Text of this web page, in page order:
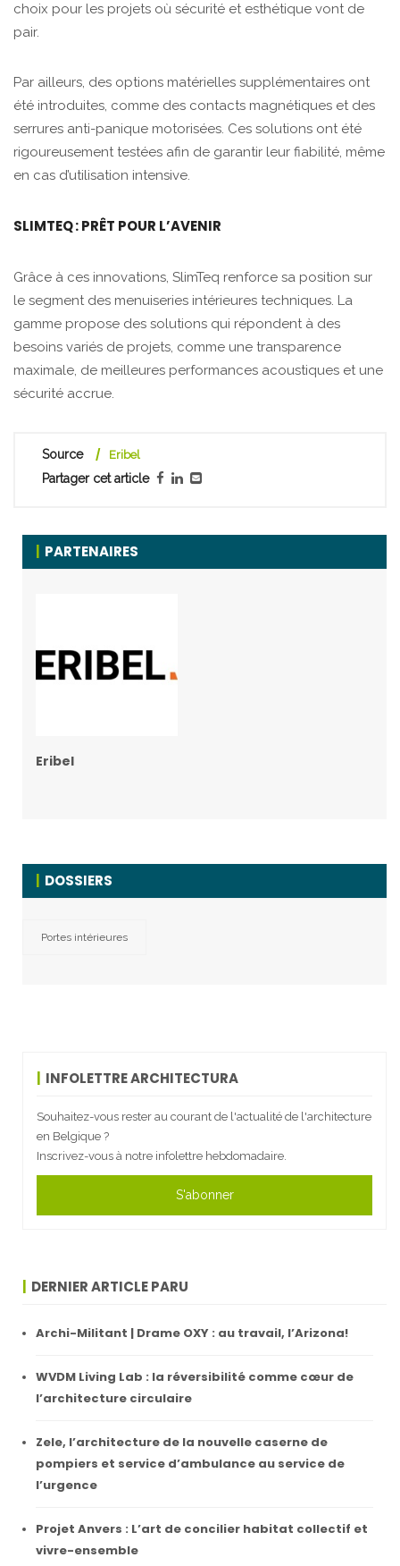
choix pour les projets où sécurité et esthétique vont de
pair.
Par ailleurs, des options matérielles supplémentaires ont
été introduites, comme des contacts magnétiques et des
serrures anti-panique motorisées. Ces solutions ont été
rigoureusement testées afin de garantir leur fiabilité, même
en cas d’utilisation intensive.
SLIMTEQ : PRÊT POUR L’AVENIR
Grâce à ces innovations, SlimTeq renforce sa position sur
le segment des menuiseries intérieures techniques. La
gamme propose des solutions qui répondent à des
besoins variés de projets, comme une transparence
maximale, de meilleures performances acoustiques et une
sécurité accrue.
Source Eribel
Partager cet article
PARTENAIRES
Eribel
DOSSIERS
Portes intérieures
INFOLETTRE ARCHITECTURA
Souhaitez-vous rester au courant de l'actualité de l'architecture
en Belgique ?
Inscrivez-vous à notre infolettre hebdomadaire.
S'abonner
DERNIER ARTICLE PARU
Archi-Militant | Drame OXY : au travail, l’Arizona!
WVDM Living Lab : la réversibilité comme cœur de
l’architecture circulaire
Zele, l’architecture de la nouvelle caserne de
pompiers et service d’ambulance au service de
l’urgence
Projet Anvers : L’art de concilier habitat collectif et
vivre-ensemble